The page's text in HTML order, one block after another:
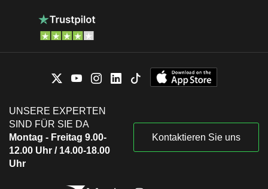
UNSERE EXPERTEN
SIND FÜR SIE DA
Montag - Freitag 9.00-
12.00 Uhr / 14.00-18.00
Uhr
Kontaktieren Sie uns